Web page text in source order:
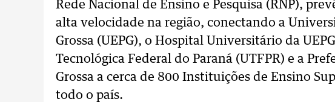
Rede Nacional de Ensino e Pesquisa (RNP),
alta velocidade na região, conectando a
Grossa (UEPG), o Hospital Universitário da
Tecnológica Federal do Paraná (UTFPR) e a
Grossa a cerca de 800 Instituições de Ensino
todo o país.